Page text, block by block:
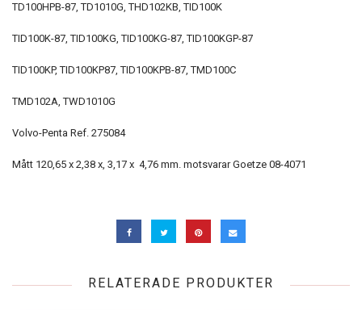
TD100HPB-87, TD1010G, THD102KB, TID100K
TID100K-87, TID100KG, TID100KG-87, TID100KGP-87
TID100KP, TID100KP87, TID100KPB-87, TMD100C
TMD102A, TWD1010G
Volvo-Penta Ref. 275084
Mått 120,65 x 2,38 x, 3,17 x 4,76 mm. motsvarar Goetze 08-4071
RELATERADE PRODUKTER